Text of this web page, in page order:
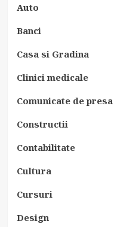
Auto
Banci
Casa si Gradina
Clinici medicale
Comunicate de presa
Constructii
Contabilitate
Cultura
Cursuri
Design